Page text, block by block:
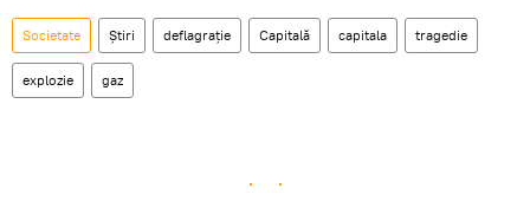
Societate Știri deflagrație Capitală capitala tragedie
explozie gaz